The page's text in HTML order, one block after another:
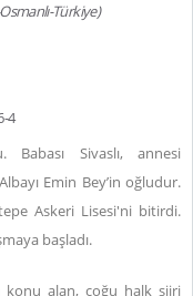
Türkiye)
4
Babası Sivaslı, annesi
Emin Bey’in oğludur.
Askeri Lisesi'ni bitirdi.
başladı.
alan, çoğu halk şiiri